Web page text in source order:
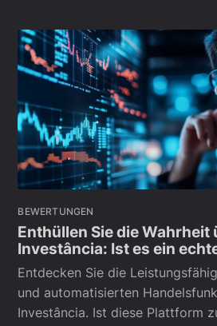
BEWERTUNGEN
Enthüllen Sie die Wahrheit
Investância: Ist es ein
Entdecken Sie die
und automatisierten
Investância. Ist diese Plattform